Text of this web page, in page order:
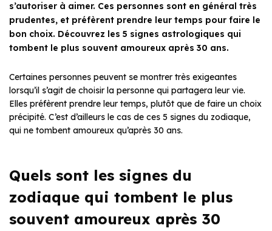
s’autoriser à aimer. Ces personnes sont en général très
prudentes, et préfèrent prendre leur temps pour faire le
bon choix. Découvrez les 5 signes astrologiques qui
tombent le plus souvent amoureux après 30 ans.
Certaines personnes peuvent se montrer très exigeantes
lorsqu’il s’agit de choisir la personne qui partagera leur vie.
Elles préfèrent prendre leur temps, plutôt que de faire un choix
précipité. C’est d’ailleurs le cas de ces 5 signes du zodiaque,
qui ne tombent amoureux qu’après 30 ans.
Quels sont les signes du
zodiaque qui tombent le plus
souvent amoureux après 30